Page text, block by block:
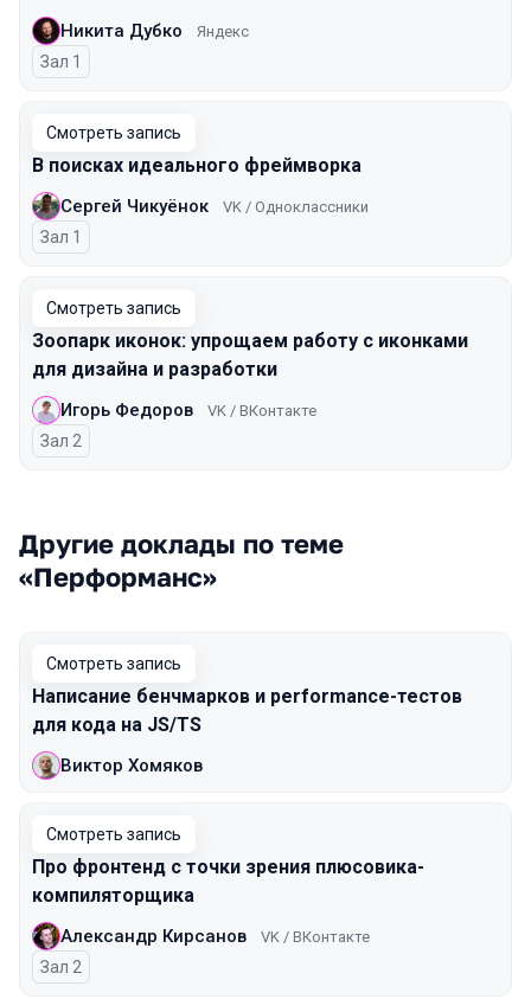
Никита Дубко Яндекс
Зал 1
Смотреть запись
В поисках идеального фреймворка
Сергей Чикуёнок VK / Одноклассники
Зал 1
Смотреть запись
Зоопарк иконок: упрощаем работу с иконками
для дизайна и разработки
Игорь Федоров VK / ВКонтакте
Зал 2
Другие доклады по теме
«Перформанс»
Смотреть запись
Написание бенчмарков и performance-тестов
для кода на JS/TS
Виктор Хомяков
Смотреть запись
Про фронтенд с точки зрения плюсовика-
компиляторщика
Александр Кирсанов VK / ВКонтакте
Зал 2